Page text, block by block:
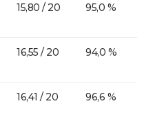
15,80 / 20 95,0 %
16,55 / 20 94,0 %
16,41 / 20 96,6 %